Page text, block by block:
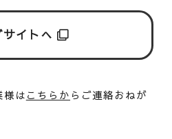
サイトへ
様は こちらか らご連絡おねが